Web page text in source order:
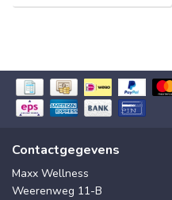
Contactgegevens
Maxx Wellness
Weerenweg 11-B